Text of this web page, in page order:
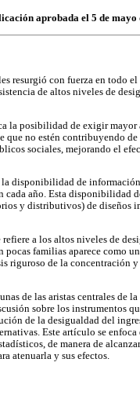
aprobada el 5 de mayo
resurgió con fuerza en todo
de altos niveles de
la posibilidad de exigir mayor
no estén contribuyendo de
sociales, mejorando el
disponibilidad de
cada año. Esta disponibilidad
y distributivos) de diseños
a los altos niveles de
familias aparece como
riguroso de la concentración
de las aristas centrales de
sobre los instrumentos
de la desigualdad del
Este artículo se enfoca
de manera de
atenuarla y sus efectos.